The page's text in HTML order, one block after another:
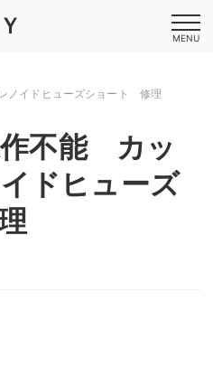
MENU
イドヒューズショート 修理
不能 カッ
ドヒューズ